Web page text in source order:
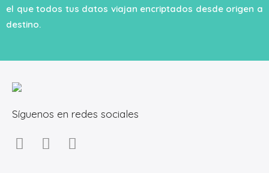
el que todos tus datos viajan encriptados desde origen a
destino.
Síguenos en redes sociales